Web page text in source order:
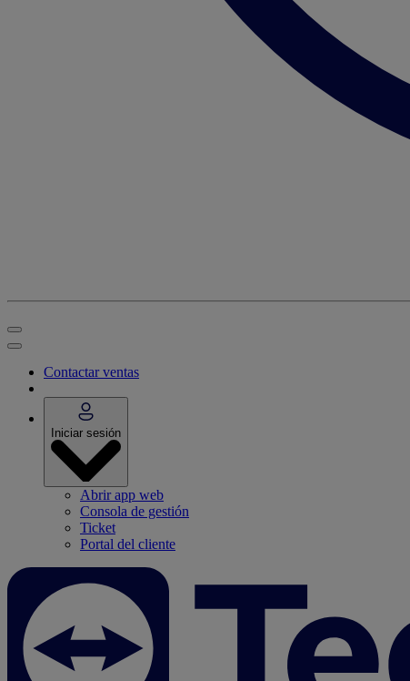
Contactar ventas
Iniciar sesión
Abrir app web
Consola de gestión
Ticket
Portal del cliente